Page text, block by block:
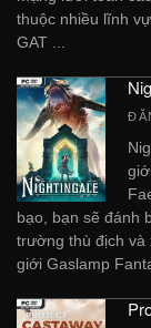
thuộc nhiều lĩnh
GAT ...
bạo, bạn sẽ đánh
trường thù địch và
giới Gaslamp